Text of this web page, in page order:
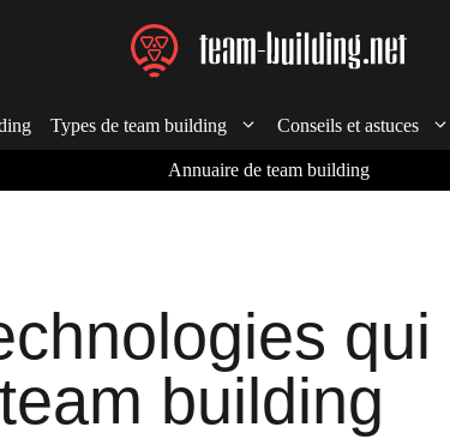
Types de team building Conseils et astuces
Annuaire de team building
qui
building